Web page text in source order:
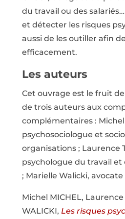
du travail ou des
et détecter les risques
aussi de les outiller afin
efficacement.
Les auteurs
Cet ouvrage est le fruit
de trois auteurs aux
complémentaires :
psychosociologue et
organisations ; Laurence
psychologue du travail et
; Marielle Walicki,
Michel MICHEL,
WALICKI, Les risques